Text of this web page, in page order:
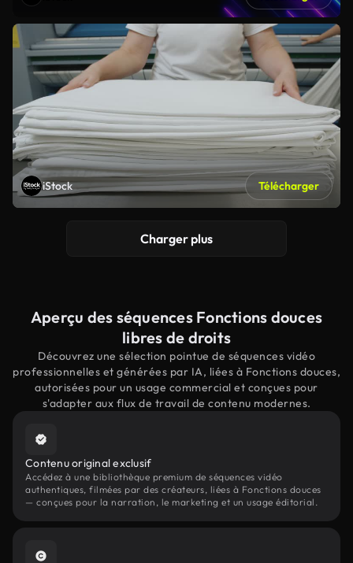
iStock Télécharger
Charger plus
Aperçu des séquences Fonctions douces
libres de droits
Découvrez une sélection pointue de séquences vidéo
professionnelles et générées par IA, liées à Fonctions douces,
autorisées pour un usage commercial et conçues pour
s'adapter aux flux de travail de contenu modernes.
Contenu original exclusif
Accédez à une bibliothèque premium de séquences vidéo
authentiques, filmées par des créateurs, liées à Fonctions douces
— conçues pour la narration, le marketing et un usage éditorial.